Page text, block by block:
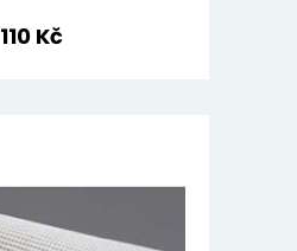
110 Kč